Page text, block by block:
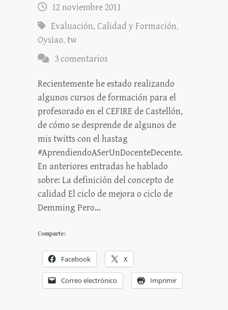
12 noviembre 2011
Evaluación, Calidad y Formación,
Oysiao, tw
3 comentarios
Recientemente he estado realizando
algunos cursos de formación para el
profesorado en el CEFIRE de Castellón,
de cómo se desprende de algunos de
mis twitts con el hastag
#AprendiendoASerUnDocenteDecente.
En anteriores entradas he hablado
sobre: La definición del concepto de
calidad El ciclo de mejora o ciclo de
Demming Pero…
Comparte:
Facebook X
Correo electrónico Imprimir